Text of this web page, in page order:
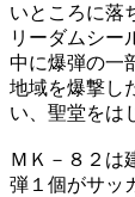
いところに落
リーダムシー
中に爆弾の一
地域を爆撃し
い、聖堂をは
ＭＫ－８２は
弾１個がサッ